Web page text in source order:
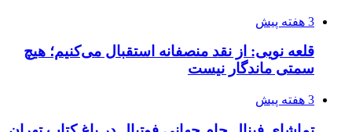
3 هفته پیش
قلعه نویی: از نقد منصفانه استقبال می‌کنیم؛ هیچ
سمتی ماندگار نیست
3 هفته پیش